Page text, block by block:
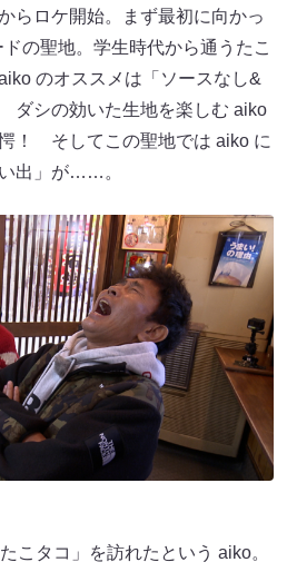
らロケ開始。まず最初に向かっ
の聖地。学生時代から通うたこ
のオススメは「ソースなし&
ダシの効いた生地を楽しむ aiko
！ そしてこの聖地では aiko に
出」が……。
こタコ」を訪れたという aiko。